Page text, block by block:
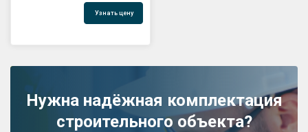
Узнать цену
Нужна надёжная комплектация
строительного объекта?